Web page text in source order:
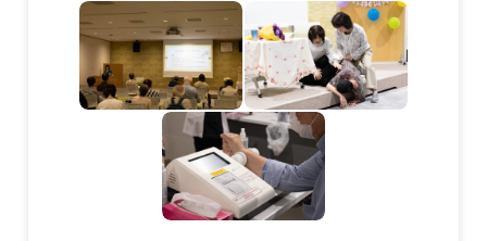
たの最期はあなたに決めてほしい」が上演さ
れ、人生の最期への願いに気づくこと、ACPの
大切さを実感する物語を看護師が演じました。
また、当院の2階では、骨健康度測定が実施さ
れ約140人が体験しました。「看護師へのメッセ
ージ」も掲示され、真剣なまなざしでメッセー
ジを読んでいる姿が見られました。